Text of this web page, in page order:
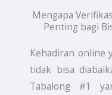
Mengapa
Penting bagi
Kehadiran online
tidak bisa
Tabalong #1